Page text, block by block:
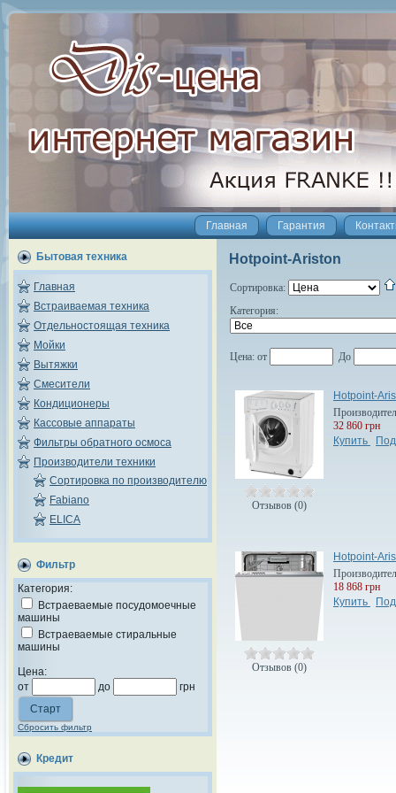
Главная Гарантия
Бытовая техника
Главная
Встраиваемая техника
Отдельностоящая техника
Мойки
Вытяжки
Смесители
Кондиционеры
Кассовые аппараты
Фильтры обратного осмоса
Производители техники
Сортировка по производителю
Fabiano
ELICA
Фильтр
Категория:
Встраеваемые посудомоечные
машины
Встраеваемые стиральные
машины
Цена:
от
до грн
Сбросить фильтр
Кредит
Hotpoint-Ariston
Сортировка:
Категория:
Цена: от До
Отзывов (0)
Hotpoint-
32 860 грн
Купить
Отзывов (0)
Hotpoint-
18 868 грн
Купить